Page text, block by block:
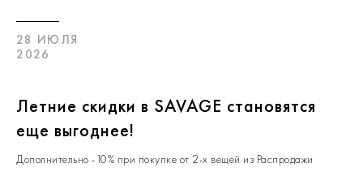
28 ИЮЛЯ
2026
Летние скидки в SAVAGE становятся
еще выгоднее!
Дополнительно -10% при покупке от 2-х вещей из Распродажи